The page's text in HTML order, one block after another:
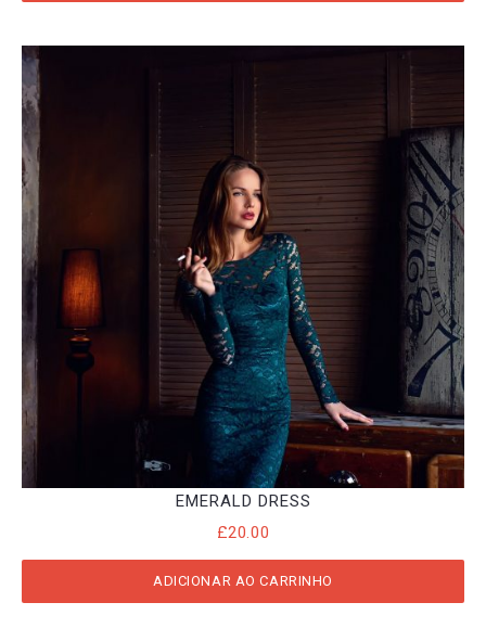
EMERALD DRESS
£20.00
ADICIONAR AO CARRINHO